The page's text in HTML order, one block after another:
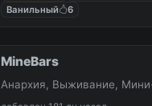
Ванильный
6
MineBars
Анархия, Выживание,